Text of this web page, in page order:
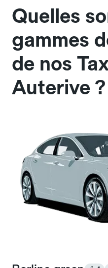
Quelles
gammes
de nos
Auterive ?